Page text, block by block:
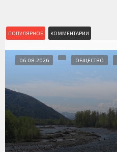
ПОПУЛЯРНОЕ КОММЕНТАРИИ
06.08.2026 ОБЩЕСТВО